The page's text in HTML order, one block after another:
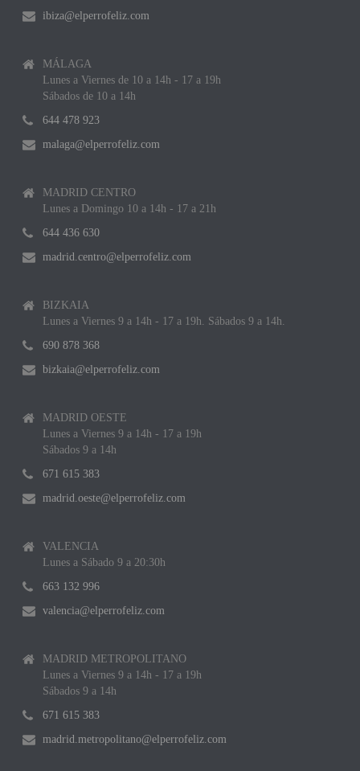
ibiza@elperrofeliz.com
MÁLAGA
Lunes a Viernes de 10 a 14h - 17 a 19h
Sábados de 10 a 14h
644 478 923
malaga@elperrofeliz.com
MADRID CENTRO
Lunes a Domingo 10 a 14h - 17 a 21h
644 436 630
madrid.centro@elperrofeliz.com
BIZKAIA
Lunes a Viernes 9 a 14h - 17 a 19h. Sábados 9 a 14h.
690 878 368
bizkaia@elperrofeliz.com
MADRID OESTE
Lunes a Viernes 9 a 14h - 17 a 19h
Sábados 9 a 14h
671 615 383
madrid.oeste@elperrofeliz.com
VALENCIA
Lunes a Sábado 9 a 20:30h
663 132 996
valencia@elperrofeliz.com
MADRID METROPOLITANO
Lunes a Viernes 9 a 14h - 17 a 19h
Sábados 9 a 14h
671 615 383
madrid.metropolitano@elperrofeliz.com